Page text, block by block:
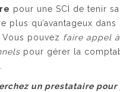
pour une SCI de tenir
plus qu’avantageux
pouvez faire appel
pour gérer la
un prestataire pour